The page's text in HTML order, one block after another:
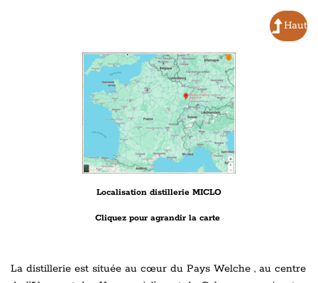
Haut
Localisation distillerie MICLO
Cliquez pour agrandir la carte
La distillerie est située au cœur du Pays Welche , au centre